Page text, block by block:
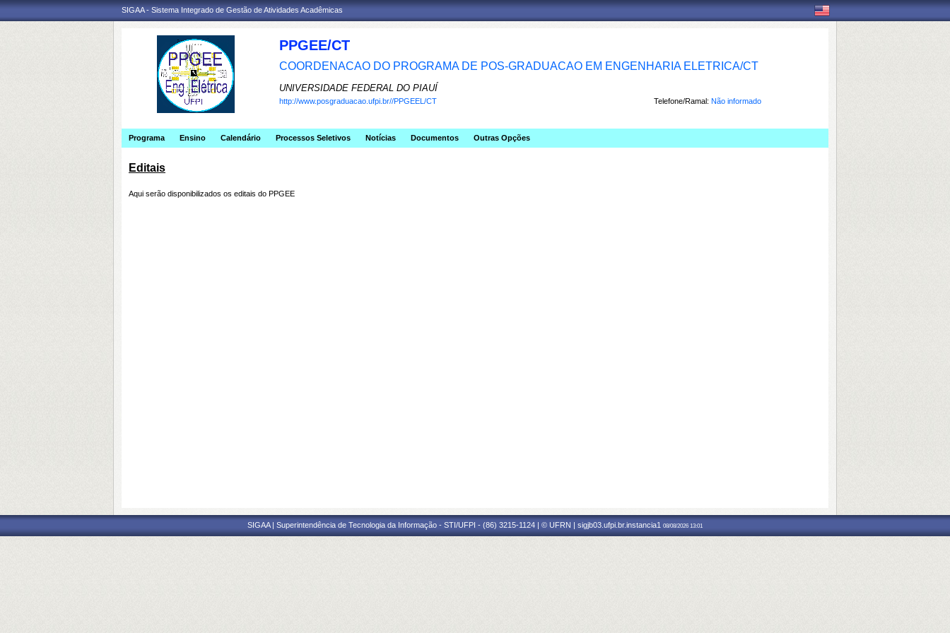
SIGAA - Sistema Integrado de Gestão de Atividades Acadêmicas
PPGEE/CT
COORDENACAO DO PROGRAMA DE POS-GRADUACAO EM ENGENHARIA ELETRICA/CT
UNIVERSIDADE FEDERAL DO PIAUÍ
Telefone/Ramal: Não informado
http://www.posgraduacao.ufpi.br//PPGEEL/CT
Programa Ensino Calendário Processos Seletivos Notícias Documentos Outras Opções
Editais
Aqui serão disponibilizados os editais do PPGEE
SIGAA | Superintendência de Tecnologia da Informação - STI/UFPI - (86) 3215-1124 | © UFRN | sigjb03.ufpi.br.instancia1 08/08/2026 13:01